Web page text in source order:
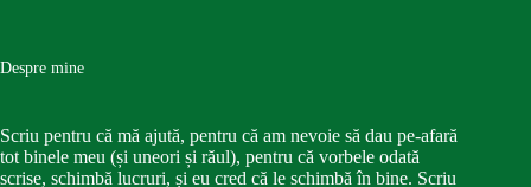
Despre mine
Scriu pentru că mă ajută, pentru că am nevoie să dau pe-afară
tot binele meu (și uneori și răul), pentru că vorbele odată
scrise, schimbă lucruri, și eu cred că le schimbă în bine. Scriu